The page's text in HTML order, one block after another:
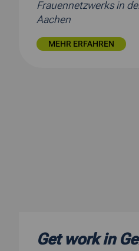
Frauennetzwerks in
Aachen
MEHR ERFAHREN
Get work in